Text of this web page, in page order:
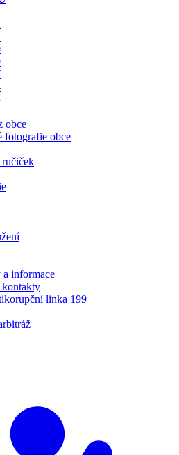
obce
fotografie obce
informace
linka 199